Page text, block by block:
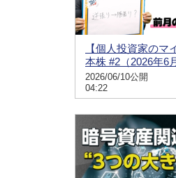
【個人投資家のマ
本株 #2（2026年6
2026/06/10公開
04:22